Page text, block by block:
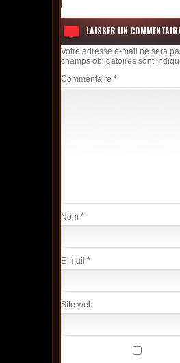
LAISSER UN
Votre adresse e-mail ne sera
champs obligatoires sont
Commentaire *
Nom *
E-mail *
Site web